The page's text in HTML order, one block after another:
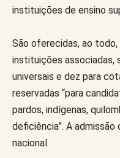
instituições de ensino
São oferecidas, ao
instituições associadas,
universais e dez para
reservadas “para
pardos, indígenas,
deficiência”. A
nacional.